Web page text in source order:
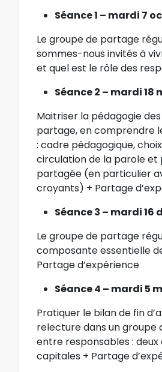
Séance 1 – mardi 7
Le groupe de partage
sommes-nous invités à
et quel est le rôle des
Séance 2 – mardi 18
Maitriser la pédagogie
partage, en comprendre
: cadre pédagogique,
circulation de la parole et
partagée (en particulier
croyants) + Partage
Séance 3 – mardi 16
Le groupe de partage
composante essentielle
Partage d’expérience
Séance 4 – mardi 5
Pratiquer le bilan de fin
relecture dans un groupe
entre responsables : deux
capitales + Partage